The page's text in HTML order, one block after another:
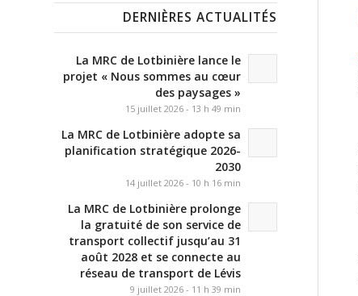
DERNIÈRES ACTUALITÉS
La MRC de Lotbinière lance le
projet « Nous sommes au cœur
des paysages »
15 juillet 2026 - 13 h 49 min
La MRC de Lotbinière adopte sa
planification stratégique 2026-
2030
14 juillet 2026 - 10 h 16 min
La MRC de Lotbinière prolonge
la gratuité de son service de
transport collectif jusqu’au 31
août 2028 et se connecte au
réseau de transport de Lévis
9 juillet 2026 - 11 h 39 min